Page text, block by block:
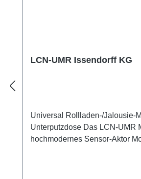
LCN-UMR Issendorff KG
Universal Rollladen-/Jalousie-
Unterputzdose Das LCN-UMR
hochmodernes Sensor-Aktor